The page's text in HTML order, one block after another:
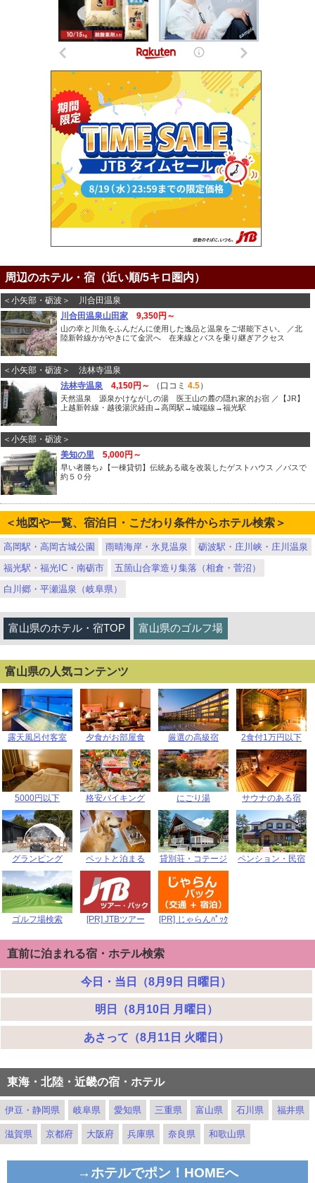
周辺のホテル・宿（近い順/5キロ圏内）
＜小矢部・砺波＞ 川合田温泉
川合田温泉山田家
9,350円～
山の幸と川魚をふんだんに使用した逸品と温泉をご堪能下さい。 ／北
陸新幹線かがやきにて金沢へ 在来線とバスを乗り継ぎアクセス
＜小矢部・砺波＞ 法林寺温泉
法林寺温泉
4,150円～ （口コミ4.5）
天然温泉 源泉かけながしの湯 医王山の麓の隠れ家的お宿 ／【JR】
上越新幹線・越後湯沢経由→高岡駅→城端線→福光駅
＜小矢部・砺波＞
美知の里
5,000円～
早い者勝ち♪【一棟貸切】伝統ある蔵を改装したゲストハウス ／バスで
約５０分
＜地図や一覧、宿泊日・こだわり条件からホテル検索＞
高岡駅・高岡古城公園 雨晴海岸・氷見温泉
砺波駅・庄川峡・庄川温泉
福光駅・福光IC・南砺市
五箇山合掌造り集落（相倉・菅沼）
白川郷・平瀬温泉（岐阜県）
富山県のホテル・宿TOP 富山県のゴルフ場
富山県の人気コンテンツ
露天風呂付客室 夕食がお部屋食 厳選の高級宿 2食付1万円以下
5000円以下 格安バイキング にごり湯 サウナのある宿
グランピング ペットと泊まる 貸別荘・コテージ ペンション・民宿
ゴルフ場検索 [PR] JTBツアー [PR] じゃらんﾊﾟｯｸ
直前に泊まれる宿・ホテル検索
今日・当日（8月9日 日曜日）
明日（8月10日 月曜日）
あさって（8月11日 火曜日）
東海・北陸・近畿の宿・ホテル
伊豆・静岡県 岐阜県 愛知県 三重県 富山県 石川県 福井県
滋賀県 京都府 大阪府 兵庫県 奈良県 和歌山県
→ホテルでポン！HOMEへ